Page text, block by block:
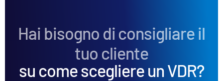
Hai bisogno di consigliare il
tuo cliente
su come scegliere un VDR?